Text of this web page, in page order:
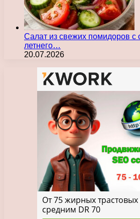
Салат из свежих помидоров с
летнего…
20.07.2026